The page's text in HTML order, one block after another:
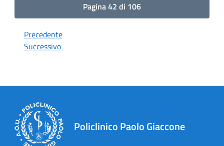
Pagina 42 di 106
Precedente
Successivo
Policlinico Paolo Giaccone